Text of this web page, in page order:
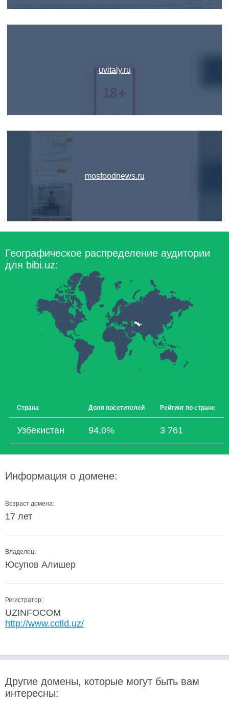
uvitaly.ru
mosfoodnews.ru
Географическое распределение аудитории
для bibi.uz:
Страна Доля посетителей Рейтинг по стране
Узбекистан 94,0% 3 761
Информация о домене:
Возраст домена:
17 лет
Владелец:
Юсупов Алишер
Регистратор:
UZINFOCOM
http://www.cctld.uz/
Другие домены, которые могут быть вам
интересны: